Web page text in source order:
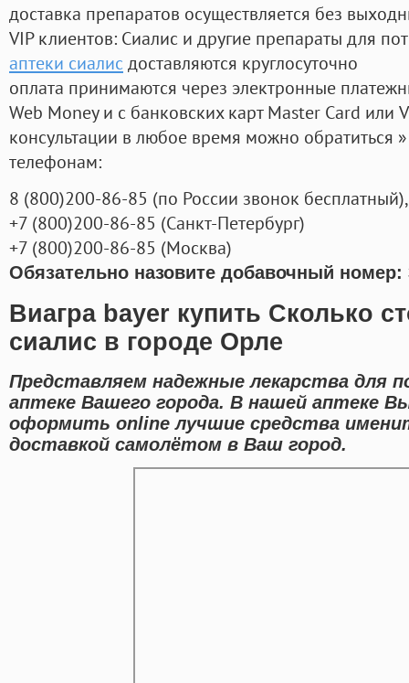
доставка препаратов осуществляется без
VIP клиентов: Сиалис и другие препараты для
аптеки сиалис доставляются круглосуточно
оплата принимаются через электронные
Web Money и с банковских карт Master Card или
консультации в любое время можно обратиться
телефонам:
8 (800)200-86-85 (по России звонок бесплатный),
+7 (800)200-86-85 (Санкт-Петербург)
+7 (800)200-86-85 (Москва)
Обязательно назовите добавочный номер:
Виагра bayer купить Сколько
сиалис в городе Орле
Представляем надежные лекарства для
аптеке Вашего города. В нашей аптеке
оформить online лучшие средства
доставкой самолётом в Ваш город.